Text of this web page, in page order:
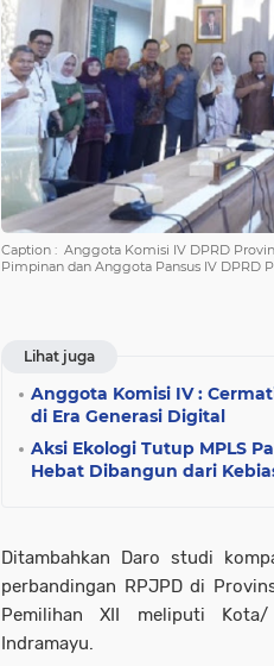
Caption : Anggota Komisi IV DPRD
Pimpinan dan Anggota Pansus IV DPRD
Lihat juga
Anggota Komisi IV :
di Era Generasi Digital
Aksi Ekologi Tutup MPLS
Hebat Dibangun dari
Ditambahkan Daro studi
perbandingan RPJPD di
Pemilihan XII meliputi
Indramayu.